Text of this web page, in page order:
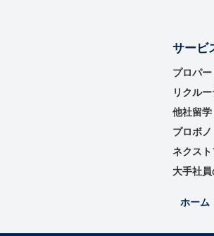
サービ
プロパ
リクル
他社留学
プロボノ
ネクス
大手社
ホーム